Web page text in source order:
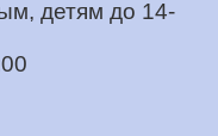
детям до 14-